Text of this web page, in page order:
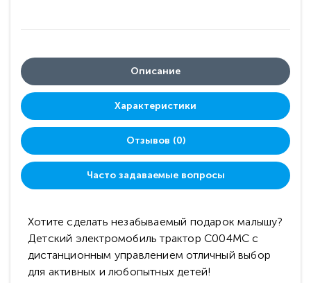
Описание
Характеристики
Отзывов (0)
Часто задаваемые вопросы
Хотите сделать незабываемый подарок малышу?
Детский электромобиль трактор C004MC с
дистанционным управлением отличный выбор
для активных и любопытных детей!